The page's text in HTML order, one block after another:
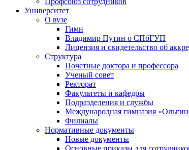
Университет
О вузе
Гимн
Владимир Путин о СПбГУП
Лицензия и свидетельство об
Структура
Почетные доктора и профессора
Ученый совет
Ректорат
Факультеты и кафедры
Подразделения и службы
Международная гимназия
Филиалы
Нормативные документы
Новые документы
Основные приказы для